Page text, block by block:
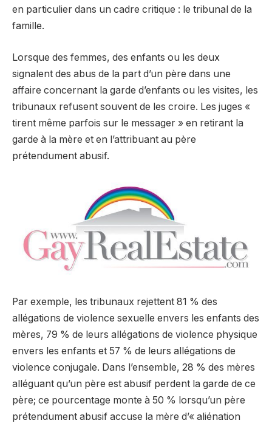
en particulier dans un cadre critique : le tribunal de la
famille.
Lorsque des femmes, des enfants ou les deux
signalent des abus de la part d’un père dans une
affaire concernant la garde d’enfants ou les visites, les
tribunaux refusent souvent de les croire. Les juges «
tirent même parfois sur le messager » en retirant la
garde à la mère et en l’attribuant au père
prétendument abusif.
Par exemple, les tribunaux rejettent 81 % des
allégations de violence sexuelle envers les enfants des
mères, 79 % de leurs allégations de violence physique
envers les enfants et 57 % de leurs allégations de
violence conjugale. Dans l’ensemble, 28 % des mères
alléguant qu’un père est abusif perdent la garde de ce
père; ce pourcentage monte à 50 % lorsqu’un père
prétendument abusif accuse la mère d’« aliénation